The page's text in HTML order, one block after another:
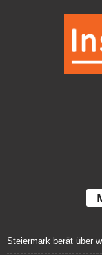
Steiermark berät über